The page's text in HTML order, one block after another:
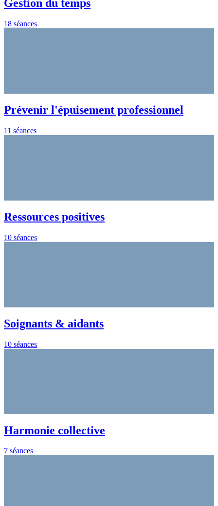
Gestion du temps
18 séances
Prévenir l'épuisement professionnel
11 séances
Ressources positives
10 séances
Soignants & aidants
10 séances
Harmonie collective
7 séances